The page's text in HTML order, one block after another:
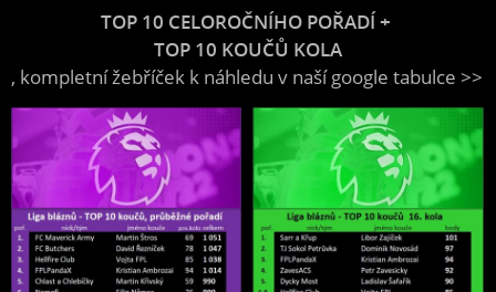
TOP 10 CELOROČNÍHO POŘADÍ +
TOP 10 KOUČŮ KOLA
, kompletní žebříček k náhledu v naší google tabulce >>